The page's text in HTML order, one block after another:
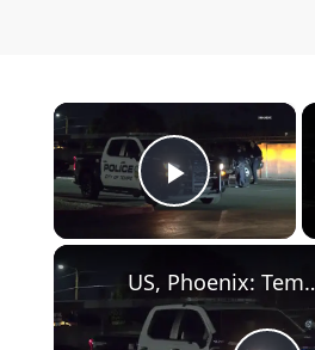
×
Play
US, Phoenix: Tempe